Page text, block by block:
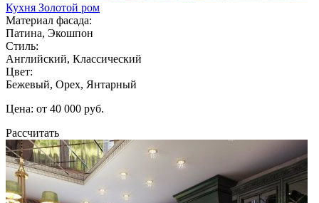
Кухня Золотой ром
Материал фасада:
Патина, Экошпон
Стиль:
Английский, Классический
Цвет:
Бежевый, Орех, Янтарный
Цена: от 40 000 руб.
Рассчитать